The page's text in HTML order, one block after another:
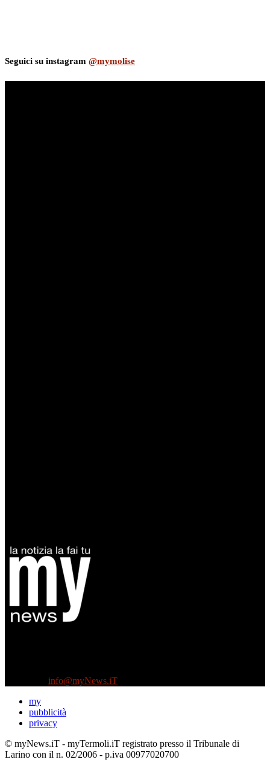
Seguici su instagram @mymolise
info@myNews.iT
my
pubblicità
privacy
© myNews.iT - myTermoli.iT registrato presso il Tribunale di
Larino con il n. 02/2006 - p.iva 00977020700